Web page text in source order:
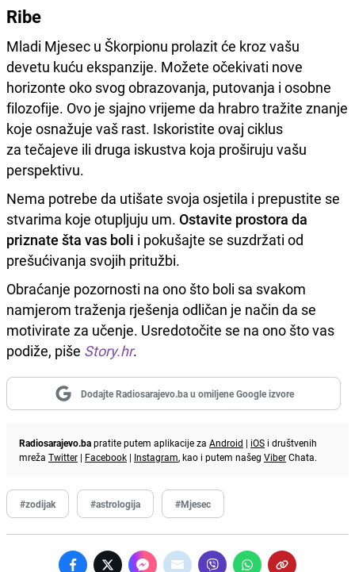
Ribe
Mladi Mjesec u Škorpionu prolazit će kroz vašu
devetu kuću ekspanzije. Možete očekivati nove
horizonte oko svog obrazovanja, putovanja i osobne
filozofije. Ovo je sjajno vrijeme da hrabro tražite znanje
koje osnažuje vaš rast. Iskoristite ovaj ciklus
za tečajeve ili druga iskustva koja proširuju vašu
perspektivu.
Nema potrebe da utišate svoja osjetila i prepustite se
stvarima koje otupljuju um. Ostavite prostora da
priznate šta vas boli i pokušajte se suzdržati od
prešućivanja svojih pritužbi.
Obraćanje pozornosti na ono što boli sa svakom
namjerom traženja rješenja odličan je način da se
motivirate za učenje. Usredotočite se na ono što vas
podiže, piše Story.hr.
Dodajte Radiosarajevo.ba u omiljene Google izvore
Radiosarajevo.bapratite putem aplikacije za Android | iOS i društvenih
mreža Twitter | Facebook | Instagram, kao i putem našeg ViberChata.
#zodijak #astrologija #Mjesec